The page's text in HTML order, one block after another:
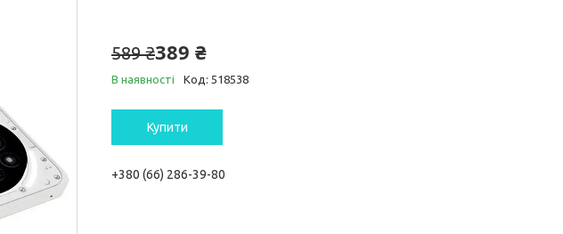
589 ₴389 ₴
В наявності Код: 518538
Купити
+380 (66) 286-39-80